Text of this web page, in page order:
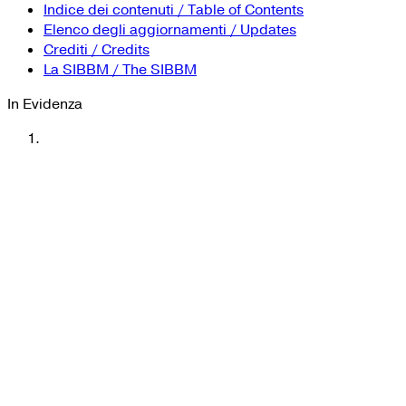
Tutti i siti Zanichelli per la scuola
Collezioni Università
Facebook
Twitter
Instagram
Instagram scuola
Mail
Indice dei contenuti / Table of Contents
Elenco degli aggiornamenti / Updates
Crediti / Credits
La SIBBM / The SIBBM
In Evidenza